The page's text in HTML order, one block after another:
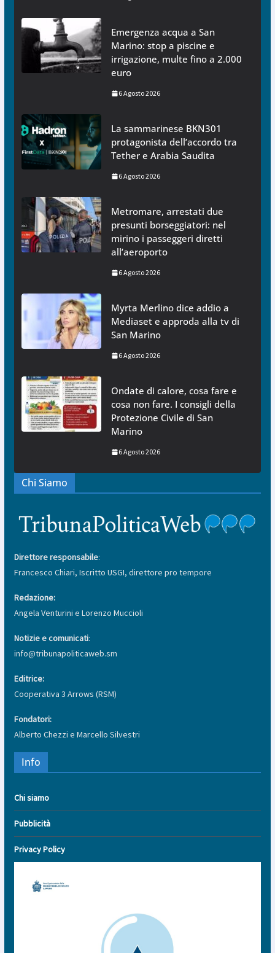
Emergenza acqua a San
Marino: stop a piscine e
irrigazione, multe fino a 2.000
euro
6 Agosto 2026
La sammarinese BKN301
protagonista dell’accordo tra
Tether e Arabia Saudita
6 Agosto 2026
Metromare, arrestati due
presunti borseggiatori: nel
mirino i passeggeri diretti
all’aeroporto
6 Agosto 2026
Myrta Merlino dice addio a
Mediaset e approda alla tv di
San Marino
6 Agosto 2026
Ondate di calore, cosa fare e
cosa non fare. I consigli della
Protezione Civile di San
Marino
6 Agosto 2026
Chi Siamo
Direttore responsabile:
Francesco Chiari, Iscritto USGI, direttore pro tempore
Redazione:
Angela Venturini e Lorenzo Muccioli
Notizie e comunicati:
info@tribunapoliticaweb.sm
Editrice:
Cooperativa 3 Arrows (RSM)
Fondatori:
Alberto Chezzi e Marcello Silvestri
Info
Chi siamo
Pubblicità
Privacy Policy